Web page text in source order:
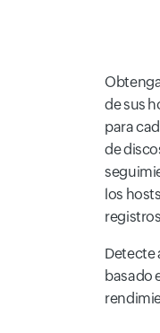
de sus
para
de
los
Detecte
basado